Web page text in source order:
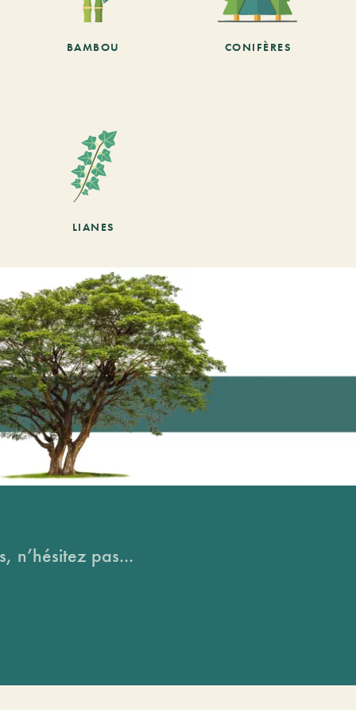
BAMBOU CONIFÈRES
LIANES
n’hésitez pas...